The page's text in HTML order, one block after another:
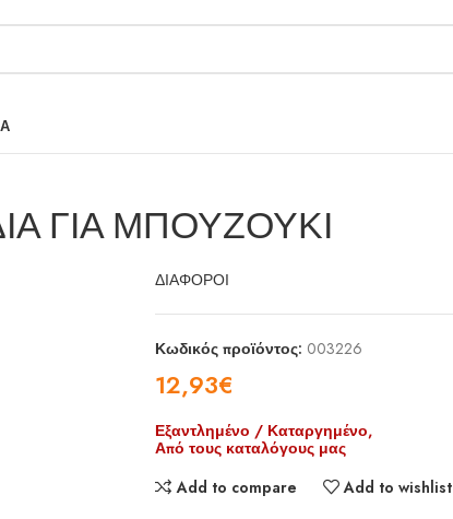
ΓΙΑ ΜΠΟΥΖΟΥΚΙ
ΔΙΑΦΟΡΟΙ
Κωδικός προϊόντος: 003226
12,93€
Εξαντλημένο / Καταργημένο,
Από τους καταλόγους μας
Add to compare
Add to wishlist